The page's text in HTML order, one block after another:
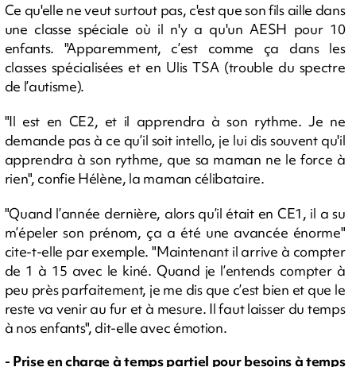
Ce qu'elle ne veut surtout pas, c'est que son fils aille dans
une classe spéciale où il n'y a qu'un AESH pour 10
enfants. "Apparemment, c’est comme ça dans les
classes spécialisées et en Ulis TSA (trouble du spectre
de l’autisme).
"Il est en CE2, et il apprendra à son rythme. Je ne
demande pas à ce qu’il soit intello, je lui dis souvent qu'il
apprendra à son rythme, que sa maman ne le force à
rien", confie Hélène, la maman célibataire.
"Quand l’année dernière, alors qu’il était en CE1, il a su
m’épeler son prénom, ça a été une avancée énorme"
cite-t-elle par exemple. "Maintenant il arrive à compter
de 1 à 15 avec le kiné. Quand je l’entends compter à
peu près parfaitement, je me dis que c’est bien et que le
reste va venir au fur et à mesure. Il faut laisser du temps
à nos enfants", dit-elle avec émotion.
- Prise en charge à temps partiel pour besoins à temps